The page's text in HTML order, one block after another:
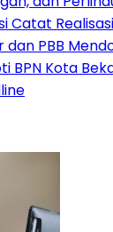
Catat
dan PBB
BPN Kota